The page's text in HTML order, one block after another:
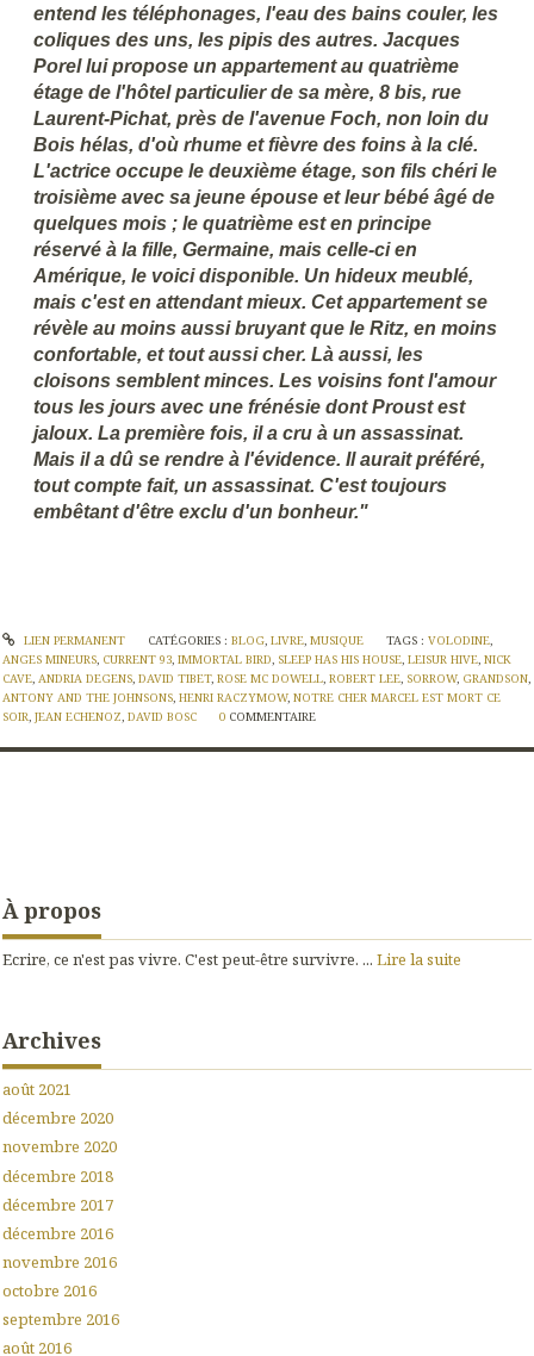
entend les téléphonages, l'eau des bains couler, les
coliques des uns, les pipis des autres. Jacques
Porel lui propose un appartement au quatrième
étage de l'hôtel particulier de sa mère, 8 bis, rue
Laurent-Pichat, près de l'avenue Foch, non loin du
Bois hélas, d'où rhume et fièvre des foins à la clé.
L'actrice occupe le deuxième étage, son fils chéri le
troisième avec sa jeune épouse et leur bébé âgé de
quelques mois ; le quatrième est en principe
réservé à la fille, Germaine, mais celle-ci en
Amérique, le voici disponible. Un hideux meublé,
mais c'est en attendant mieux. Cet appartement se
révèle au moins aussi bruyant que le Ritz, en moins
confortable, et tout aussi cher. Là aussi, les
cloisons semblent minces. Les voisins font l'amour
tous les jours avec une frénésie dont Proust est
jaloux. La première fois, il a cru à un assassinat.
Mais il a dû se rendre à l'évidence. Il aurait préféré,
tout compte fait, un assassinat. C'est toujours
embêtant d'être exclu d'un bonheur."
LIEN PERMANENT CATÉGORIES : BLOG, LIVRE, MUSIQUE TAGS :VOLODINE,
ANGES MINEURS, CURRENT 93, IMMORTAL BIRD, SLEEP HAS HIS HOUSE, LEISUR HIVE, NICK
CAVE, ANDRIA DEGENS, DAVID TIBET, ROSE MC DOWELL, ROBERT LEE, SORROW, GRANDSON,
ANTONY AND THE JOHNSONS, HENRI RACZYMOW, NOTRE CHER MARCEL EST MORT CE
SOIR, JEAN ECHENOZ, DAVID BOSC 0 COMMENTAIRE
À propos
Ecrire, ce n'est pas vivre. C'est peut-être survivre. ... Lire la suite
Archives
août 2021
décembre 2020
novembre 2020
décembre 2018
décembre 2017
décembre 2016
novembre 2016
octobre 2016
septembre 2016
août 2016